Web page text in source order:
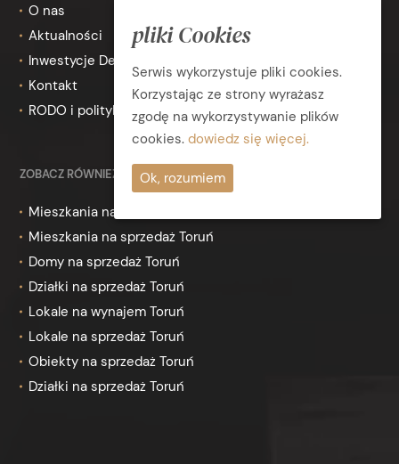
O nas
Aktualności
Inwestycje Deweloperskie
Kontakt
RODO i polityka prywatności
ZOBACZ RÓWNIEŻ
Mieszkania na wynajem Toruń
Mieszkania na sprzedaż Toruń
Domy na sprzedaż Toruń
Działki na sprzedaż Toruń
Lokale na wynajem Toruń
Lokale na sprzedaż Toruń
Obiekty na sprzedaż Toruń
Działki na sprzedaż Toruń
pliki Cookies
Serwis wykorzystuje pliki cookies.
Korzystając ze strony wyrażasz
zgodę na wykorzystywanie plików
cookies. dowiedz się więcej.
Ok, rozumiem